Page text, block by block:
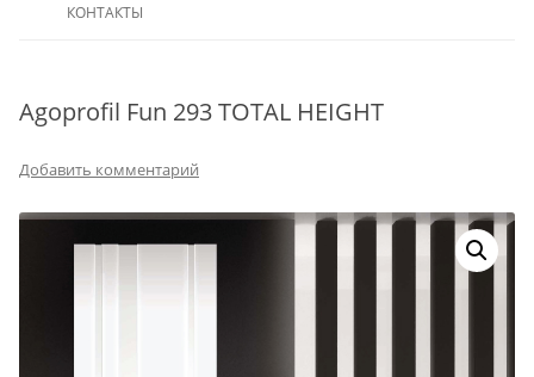
КОНТАКТЫ
Agoprofil Fun 293 TOTAL HEIGHT
Добавить комментарий